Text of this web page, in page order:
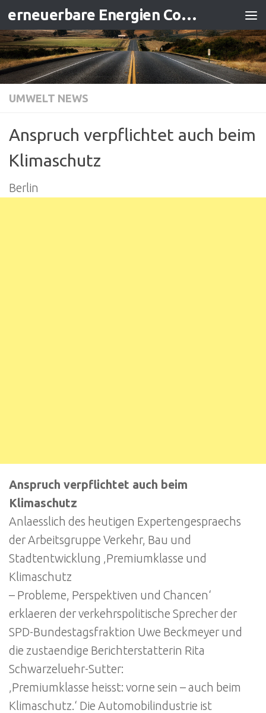
Zum Inhalt springen erneuerbare Energien Contracting
UMWELT NEWS
Anspruch verpflichtet auch beim
Klimaschutz
Berlin
Anspruch verpflichtet auch beim
Klimaschutz
Anlaesslich des heutigen Expertengespraechs
der Arbeitsgruppe Verkehr, Bau und
Stadtentwicklung ‚Premiumklasse und
Klimaschutz
– Probleme, Perspektiven und Chancen‘
erklaeren der verkehrspolitische Sprecher der
SPD-Bundestagsfraktion Uwe Beckmeyer und
die zustaendige Berichterstatterin Rita
Schwarzeluehr-Sutter:
‚Premiumklasse heisst: vorne sein – auch beim
Klimaschutz.‘ Die Automobilindustrie ist